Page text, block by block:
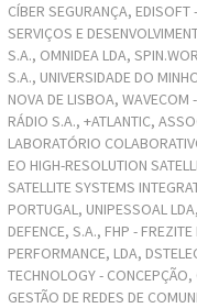
CÍBER SEGURANÇA, EDISOFT
SERVIÇOS E
S.A., OMNIDEA LDA,
S.A., UNIVERSIDADE DO
NOVA DE LISBOA, WAVECOM
RÁDIO S.A., +ATLANTIC,
LABORATÓRIO
EO HIGH-RESOLUTION
SATELLITE SYSTEMS
PORTUGAL, UNIPESSOAL
DEFENCE, S.A., FHP - FREZITE
PERFORMANCE, LDA,
TECHNOLOGY -
GESTÃO DE REDES DE